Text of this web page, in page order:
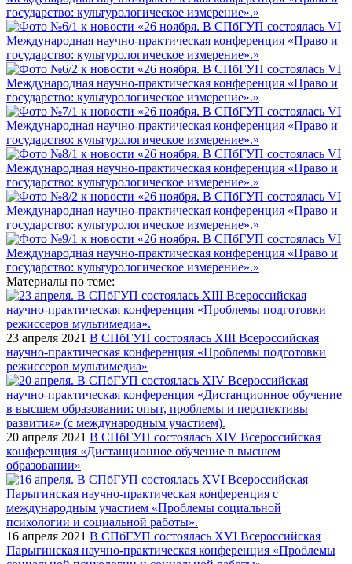
Материалы по теме:
23 апреля 2021 В СПбГУП состоялась ХIII Всероссийская
научно-практическая конференция «Проблемы подготовки
режиссеров мультимедиа»
20 апреля 2021 В СПбГУП состоялась XIV Всероссийская
конференция «Дистанционное обучение в высшем
образовании»
16 апреля 2021 В СПбГУП состоялась XVI Всероссийская
Парыгинская научно-практическая конференция «Проблемы